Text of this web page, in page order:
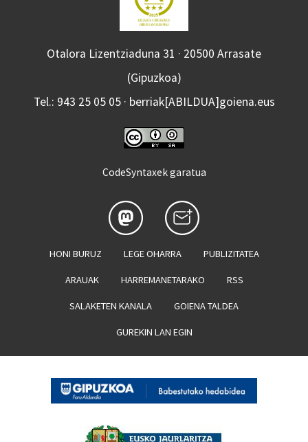
Otalora Lizentziaduna 31 · 20500 Arrasate
(Gipuzkoa)
Tel.: 943 25 05 05 · berriak[ABILDUA]goiena.eus
CodeSyntaxek garatua
HONI BURUZ LEGE OHARRA PUBLIZITATEA
ARAUAK HARREMANETARAKO RSS
SALAKETEN KANALA GOIENA TALDEA
GUREKIN LAN EGIN